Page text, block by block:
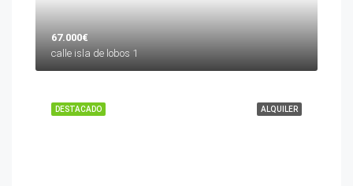
67.000€
calle isla de lobos 1
ALQUILER
DESTACADO